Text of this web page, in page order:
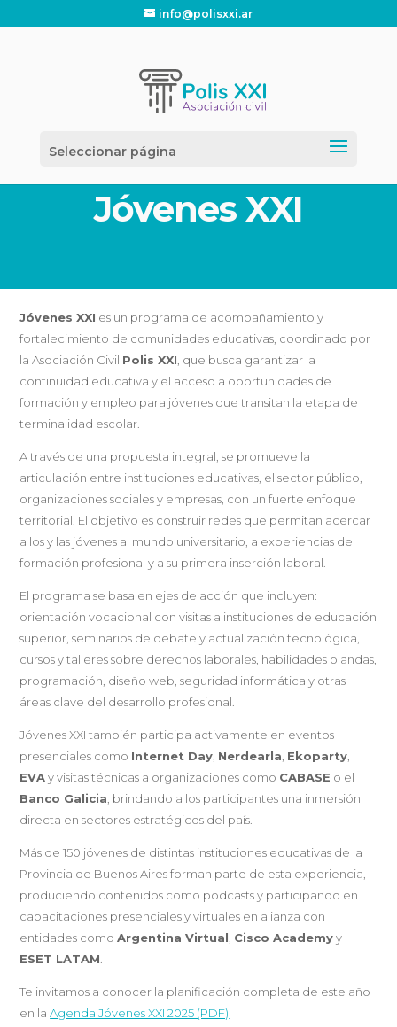
info@polisxxi.ar
Seleccionar página
Jóvenes XXI
Jóvenes XXI es un programa de acompañamiento y
fortalecimiento de comunidades educativas, coordinado por
la Asociación Civil Polis XXI , que busca garantizar la
continuidad educativa y el acceso a oportunidades de
formación y empleo para jóvenes que transitan la etapa de
terminalidad escolar.
A través de una propuesta integral, se promueve la
articulación entre instituciones educativas, el sector público,
organizaciones sociales y empresas, con un fuerte enfoque
territorial. El objetivo es construir redes que permitan acercar
a los y las jóvenes al mundo universitario, a experiencias de
formación profesional y a su primera inserción laboral.
El programa se basa en ejes de acción que incluyen:
orientación vocacional con visitas a instituciones de educación
superior, seminarios de debate y actualización tecnológica,
cursos y talleres sobre derechos laborales, habilidades blandas,
programación, diseño web, seguridad informática y otras
áreas clave del desarrollo profesional.
Jóvenes XXI también participa activamente en eventos
presenciales como Internet Day Nerdearla Ekoparty
EVAy visitas técnicas a organizaciones como CABASE o el
Banco Galicia , brindando a los participantes una inmersión
directa en sectores estratégicos del país.
Más de 150 jóvenes de distintas instituciones educativas de la
Provincia de Buenos Aires forman parte de esta experiencia,
produciendo contenidos como podcasts y participando en
capacitaciones presenciales y virtuales en alianza con
entidades comoArgentina Virtual Cisco Academyy
ESET LATAM
Te invitamos a conocer la planificación completa de este año
en laAgenda Jóvenes XXI 2025 (PDF)